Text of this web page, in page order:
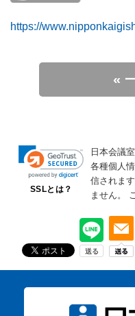
https://
«
SSLとは？
日本会議
各種個人
信されます
ません。